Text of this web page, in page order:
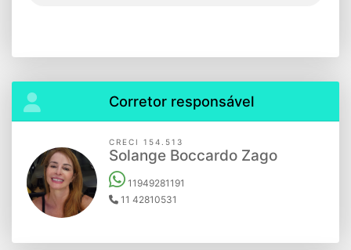
Corretor responsável
CRECI 154.513
Solange Boccardo Zago
11949281191
11 42810531